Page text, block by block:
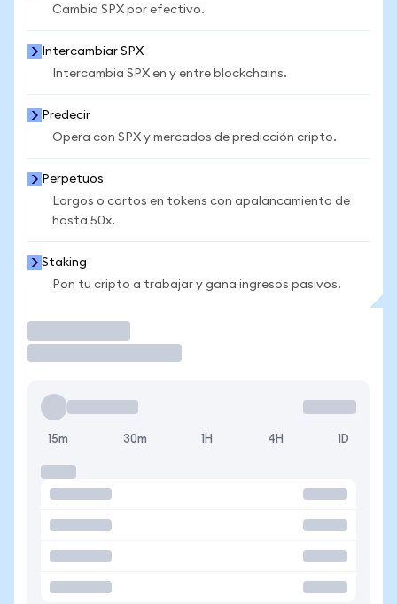
Cambia SPX por efectivo.
Intercambiar SPX
Intercambia SPX en y entre blockchains.
Predecir
Opera con SPX y mercados de predicción cripto.
Perpetuos
Largos o cortos en tokens con apalancamiento de
hasta 50x.
Staking
Pon tu cripto a trabajar y gana ingresos pasivos.
15m 30m 1H 4H 1D